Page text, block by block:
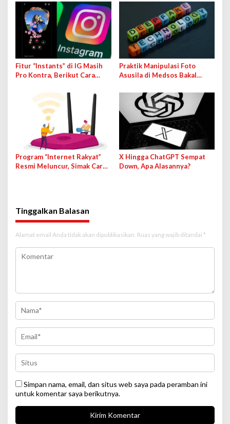
Fitur “Instants” di IG Masih
Pro Kontra, Berikut Cara
Praktik Manipulasi Foto
Asusila di Medsos Bakal
Program “Internet Rakyat”
Resmi Meluncur, Simak Cara
X Hingga ChatGPT Sempat
Down, Apa Alasannya?
Tinggalkan Balasan
Alamat email Anda tidak akan dipublikasikan. Ruas yang wajib ditandai *
Simpan nama, email, dan situs web saya pada peramban ini
untuk komentar saya berikutnya.